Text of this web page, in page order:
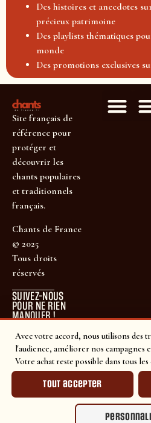
Avec votre accord, nous utilisons des
l'audience, améliorer nos campagnes
Votre achat reste possible dans tous les
Tout accepter
Des histoires et anecdotes
précieux patrimoine
Des playlists thématiques
monde
Des promotions exclusives
Site français de
référence pour
protéger et
découvrir les
chants populaires
et traditionnels
français.
Chants de France
© 2025
Tous droits
réservés
SUIVEZ-NOUS
POUR NE RIEN
MANQUER !